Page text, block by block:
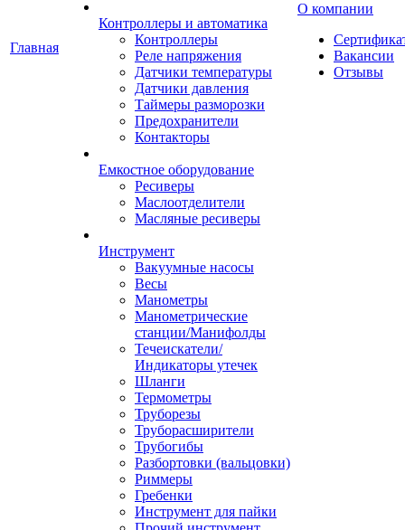
Главная
Контроллеры и автоматика
Контроллеры
Реле напряжения
Датчики температуры
Датчики давления
Таймеры разморозки
Предохранители
Контакторы
Емкостное оборудование
Ресиверы
Маслоотделители
Масляные ресиверы
Инструмент
Вакуумные насосы
Весы
Манометры
Манометрические
станции/Манифолды
Течеискатели/
Индикаторы утечек
Шланги
Термометры
Труборезы
Труборасширители
Трубогибы
Разбортовки (вальцовки)
Риммеры
Гребенки
Инструмент для пайки
О компании
Вакансии
Отзывы